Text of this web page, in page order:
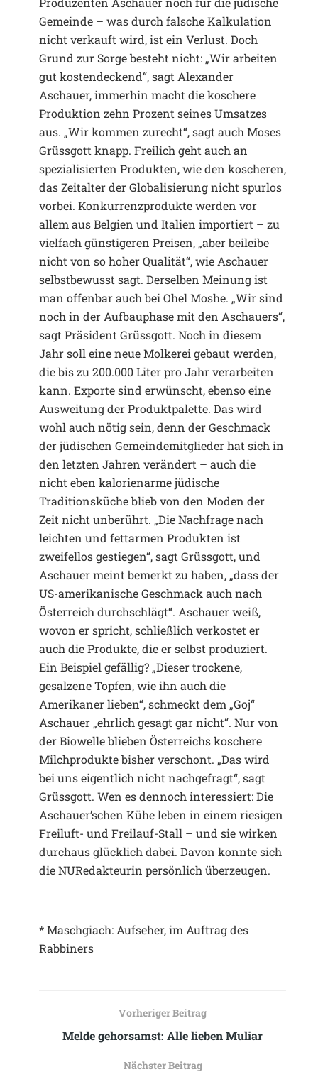
Gemeinde – was durch falsche Kalkulation
nicht verkauft wird, ist ein Verlust. Doch
Grund zur Sorge besteht nicht: „Wir arbeiten
gut kostendeckend“, sagt Alexander
Aschauer, immerhin macht die koschere
Produktion zehn Prozent seines Umsatzes
aus. „Wir kommen zurecht“, sagt auch Moses
Grüssgott knapp. Freilich geht auch an
spezialisierten Produkten, wie den koscheren,
das Zeitalter der Globalisierung nicht spurlos
vorbei. Konkurrenzprodukte werden vor
allem aus Belgien und Italien importiert – zu
vielfach günstigeren Preisen, „aber beileibe
nicht von so hoher Qualität“, wie Aschauer
selbstbewusst sagt. Derselben Meinung ist
man offenbar auch bei Ohel Moshe. „Wir sind
noch in der Aufbauphase mit den Aschauers“,
sagt Präsident Grüssgott. Noch in diesem
Jahr soll eine neue Molkerei gebaut werden,
die bis zu 200.000 Liter pro Jahr verarbeiten
kann. Exporte sind erwünscht, ebenso eine
Ausweitung der Produktpalette. Das wird
wohl auch nötig sein, denn der Geschmack
der jüdischen Gemeindemitglieder hat sich in
den letzten Jahren verändert – auch die
nicht eben kalorienarme jüdische
Traditionsküche blieb von den Moden der
Zeit nicht unberührt. „Die Nachfrage nach
leichten und fettarmen Produkten ist
zweifellos gestiegen“, sagt Grüssgott, und
Aschauer meint bemerkt zu haben, „dass der
US-amerikanische Geschmack auch nach
Österreich durchschlägt“. Aschauer weiß,
wovon er spricht, schließlich verkostet er
auch die Produkte, die er selbst produziert.
Ein Beispiel gefällig? „Dieser trockene,
gesalzene Topfen, wie ihn auch die
Amerikaner lieben“, schmeckt dem „Goj“
Aschauer „ehrlich gesagt gar nicht“. Nur von
der Biowelle blieben Österreichs koschere
Milchprodukte bisher verschont. „Das wird
bei uns eigentlich nicht nachgefragt“, sagt
Grüssgott. Wen es dennoch interessiert: Die
Aschauer’schen Kühe leben in einem riesigen
Freiluft- und Freilauf-Stall – und sie wirken
durchaus glücklich dabei. Davon konnte sich
die NURedakteurin persönlich überzeugen.
* Maschgiach: Aufseher, im Auftrag des
Rabbiners
Vorheriger Beitrag
Melde gehorsamst: Alle lieben Muliar
Nächster Beitrag